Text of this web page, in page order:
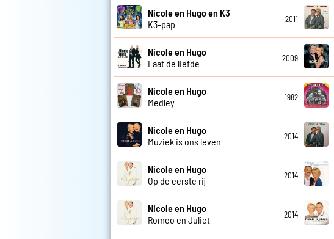
Nicole en Hugo en K3
K3-pap
2011
Nicole en Hugo
Laat de liefde
2009
Nicole en Hugo
Medley
1982
Nicole en Hugo
Muziek is ons leven
2014
Nicole en Hugo
Op de eerste rij
2014
Nicole en Hugo
Romeo en Juliet
2014